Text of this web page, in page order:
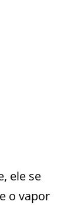
ele se
o vapor